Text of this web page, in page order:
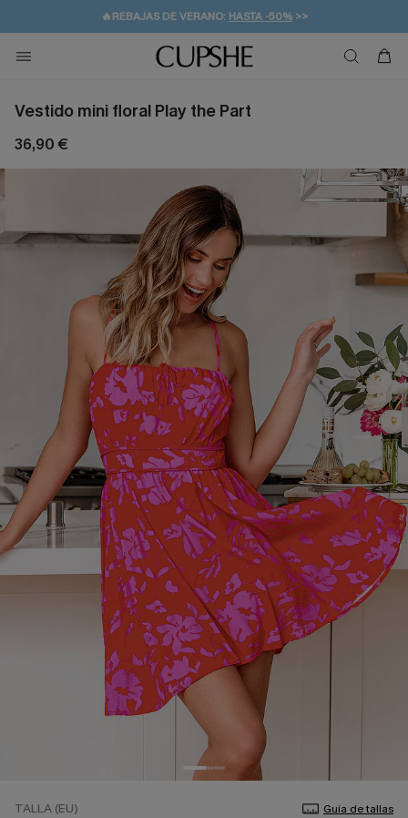
👒PROMOCIÓN DE VERANO:-10% EN 2 VESTIDOS
💌¡SUSCRIBIRSE & GANAR -10% EXTRA!
🚚ENVÍO GRATUITO A PARTIR DE 49 € >>
Vestido mini floral Play the Part
36,90 €
TALLA (EU) Guía de tallas